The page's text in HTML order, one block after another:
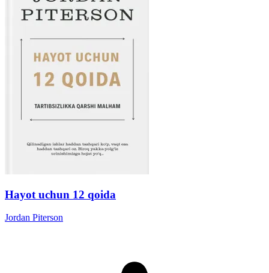
Hayot uchun 12 qoida
Jordan Piterson